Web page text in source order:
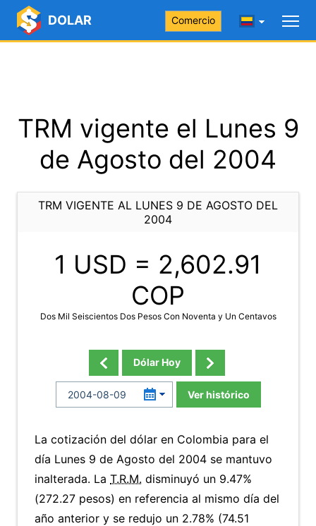
DOLAR Comercio
TRM vigente el Lunes 9
de Agosto del 2004
TRM VIGENTE AL LUNES 9 DE AGOSTO DEL
2004
1 USD = 2,602.91
COP
Dos Mil Seiscientos Dos Pesos Con Noventa y Un Centavos
Dólar Hoy
Ver histórico
La cotización del dólar en Colombia para el
día Lunes 9 de Agosto del 2004 se mantuvo
inalterada. La T.R.M. disminuyó un 9.47%
(272.27 pesos) en referencia al mismo día del
año anterior y se redujo un 2.78% (74.51